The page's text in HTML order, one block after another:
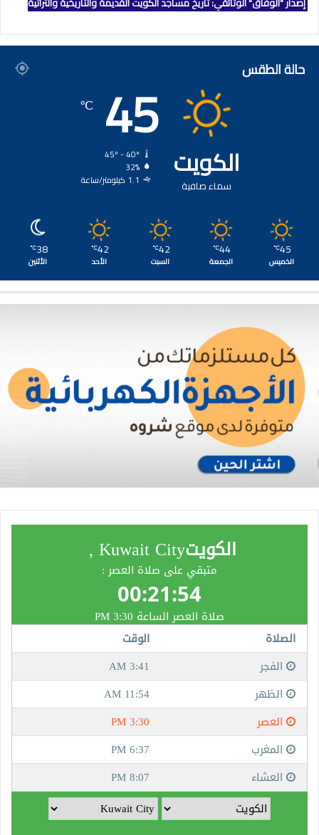
حالة الطقس
الكويت
سماء صافية
45
℃
32%
1.1 كيلومتر/ساعة
45
℃
الخميس
44
℃
الجمعة
42
℃
السبت
42
℃
الأحد
38
℃
الأثنين